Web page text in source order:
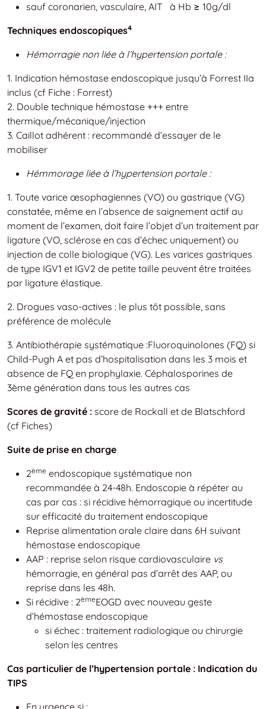
sauf coronarien, vasculaire, AIT à Hb ≥ 10g/dl
Techniques endoscopiques4
Hémorragie non liée à l’hypertension portale :
1. Indication hémostase endoscopique jusqu’à Forrest IIa
inclus (cf Fiche : Forrest)
2. Double technique hémostase +++ entre
thermique/mécanique/injection
3. Caillot adhérent : recommandé d’essayer de le
mobiliser
Hémmorage liée à l’hypertension portale :
1. Toute varice œsophagiennes (VO) ou gastrique (VG)
constatée, même en l’absence de saignement actif au
moment de l’examen, doit faire l’objet d’un traitement par
ligature (VO, sclérose en cas d’échec uniquement) ou
injection de colle biologique (VG). Les varices gastriques
de type IGV1 et IGV2 de petite taille peuvent être traitées
par ligature élastique.
2. Drogues vaso-actives : le plus tôt possible, sans
préférence de molécule
3. Antibiothérapie systématique :Fluoroquinolones (FQ) si
Child-Pugh A et pas d’hospitalisation dans les 3 mois et
absence de FQ en prophylaxie. Céphalosporines de
3ème génération dans tous les autres cas
Scores de gravité : score de Rockall et de Blatschford
(cf Fiches)
Suite de prise en charge
2ème endoscopique systématique non
recommandée à 24-48h. Endoscopie à répéter au
cas par cas : si récidive hémorragique ou incertitude
sur efficacité du traitement endoscopique
Reprise alimentation orale claire dans 6H suivant
hémostase endoscopique
AAP : reprise selon risque cardiovasculaire vs
hémorragie, en général pas d’arrêt des AAP, ou
reprise dans les 48h.
Si récidive : 2èmeEOGD avec nouveau geste
d’hémostase endoscopique
si échec : traitement radiologique ou chirurgie
selon les centres
Cas particulier de l’hypertension portale : Indication du
TIPS